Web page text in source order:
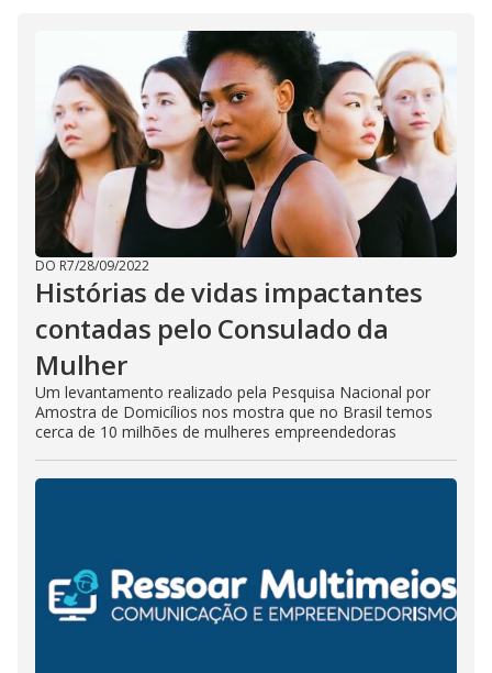
i
d
e
o
DO R7/28/09/2022
Histórias de vidas impactantes
contadas pelo Consulado da
Mulher
Um levantamento realizado pela Pesquisa Nacional por
Amostra de Domicílios nos mostra que no Brasil temos
cerca de 10 milhões de mulheres empreendedoras